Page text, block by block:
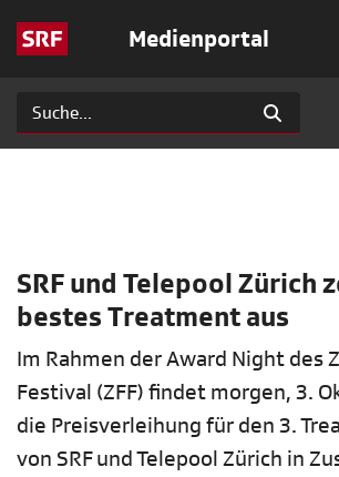
Medienportal
SRF und Telepool Zürich
bestes Treatment aus
Im Rahmen der Award Night des
Festival (ZFF) findet morgen, 3.
die Preisverleihung für den 3.
von SRF und Telepool Zürich in